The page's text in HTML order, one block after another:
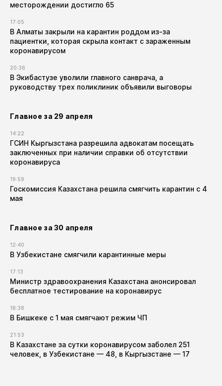
месторождении достигло 65
17:05
В Алматы закрыли на карантин роддом из-за
пациентки, которая скрыла контакт с зараженным
коронавирусом
20:36
В Экибастузе уволили главного санврача, а
руководству трех поликлиник объявили выговоры
Главное за 29 апреля
14:22
ГСИН Кыргызстана разрешила адвокатам посещать
заключенных при наличии справки об отсутствии
коронавируса
19:59
Госкомиссия Казахстана решила смягчить карантин с 4
мая
Главное за 30 апреля
12:40
В Узбекистане смягчили карантинные меры
17:13
Министр здравоохранения Казахстана анонсировал
бесплатное тестирование на коронавирус
18:38
В Бишкеке с 1 мая смягчают режим ЧП
21:53
В Казахстане за сутки коронавирусом заболел 251
человек, в Узбекистане — 48, в Кыргызстане — 17